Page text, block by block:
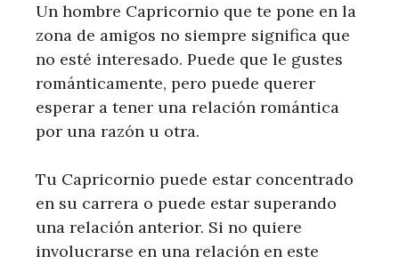
Un hombre Capricornio que te pone en la
zona de amigos no siempre significa que
no esté interesado. Puede que le gustes
románticamente, pero puede querer
esperar a tener una relación romántica
por una razón u otra.
Tu Capricornio puede estar concentrado
en su carrera o puede estar superando
una relación anterior. Si no quiere
involucrarse en una relación en este